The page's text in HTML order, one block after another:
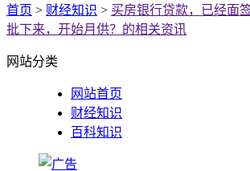
首页 > 财经知识 > 买房银行贷款，已经面
批下来，开始月供？的相关资讯
网站分类
网站首页
财经知识
百科知识